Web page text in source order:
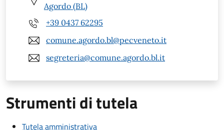
Agordo (BL)
+39 0437 62295
comune.agordo.bl@pecveneto.it
segreteria@comune.agordo.bl.it
Strumenti di tutela
Tutela amministrativa